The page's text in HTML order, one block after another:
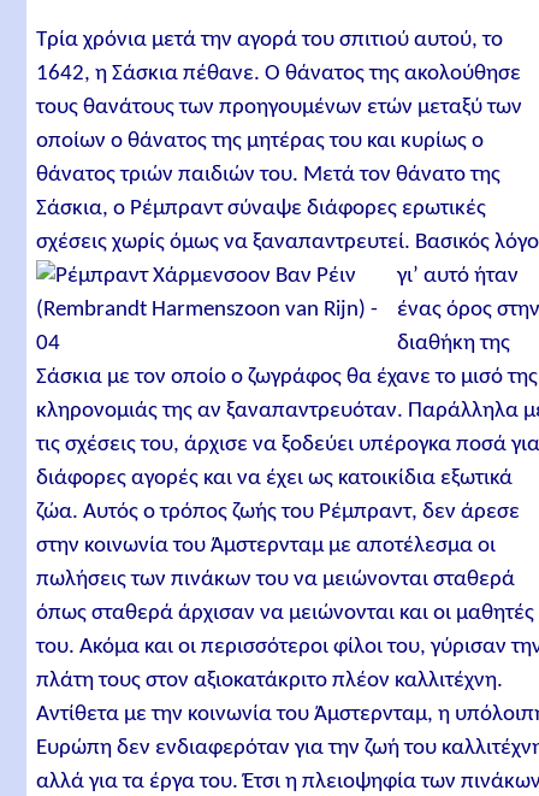
Τρία χρόνια μετά την αγορά του σπιτιού αυτού, το
1642, η Σάσκια πέθανε. Ο θάνατος της ακολούθησε
τους θανάτους των προηγουμένων ετών μεταξύ των
οποίων ο θάνατος της μητέρας του και κυρίως ο
θάνατος τριών παιδιών του. Μετά τον θάνατο της
Σάσκια, ο Ρέμπραντ σύναψε διάφορες ερωτικές
σχέσεις χωρίς όμως να ξαναπαντρευτεί. Βασικός
γι’ αυτό ήταν
ένας όρος
διαθήκη της
Σάσκια με τον οποίο ο ζωγράφος θα έχανε το μισό της
κληρονομιάς της αν ξαναπαντρευόταν. Παράλληλα
τις σχέσεις του, άρχισε να ξοδεύει υπέρογκα ποσά
διάφορες αγορές και να έχει ως κατοικίδια εξωτικά
ζώα. Αυτός ο τρόπος ζωής του Ρέμπραντ, δεν άρεσε
στην κοινωνία του Άμστερνταμ με αποτέλεσμα οι
πωλήσεις των πινάκων του να μειώνονται σταθερά
όπως σταθερά άρχισαν να μειώνονται και οι μαθητές
του. Ακόμα και οι περισσότεροι φίλοι του, γύρισαν
πλάτη τους στον αξιοκατάκριτο πλέον καλλιτέχνη.
Αντίθετα με την κοινωνία του Άμστερνταμ, η
Ευρώπη δεν ενδιαφερόταν για την ζωή του
αλλά για τα έργα του. Έτσι η πλειοψηφία των